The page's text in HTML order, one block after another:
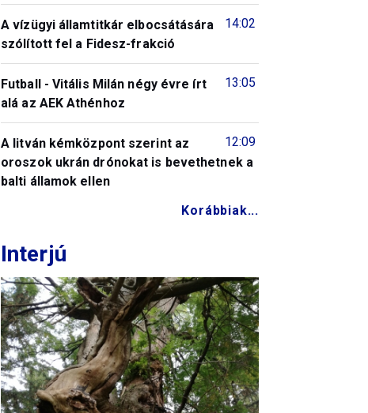
14:02
A vízügyi államtitkár elbocsátására
szólított fel a Fidesz-frakció
13:05
Futball - Vitális Milán négy évre írt
alá az AEK Athénhoz
12:09
A litván kémközpont szerint az
oroszok ukrán drónokat is bevethetnek a
balti államok ellen
Korábbiak...
Interjú